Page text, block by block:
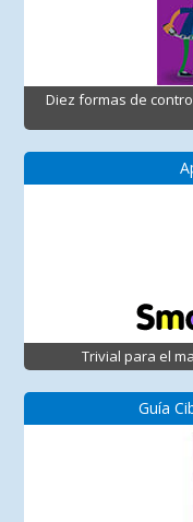
Diez formas de
Trivial para el
Guía